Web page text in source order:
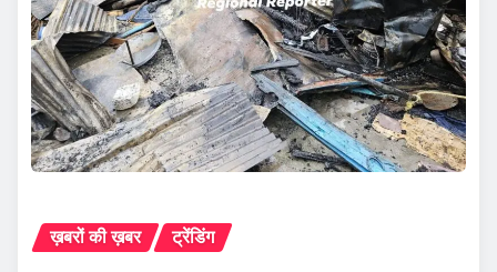
ख़बरों की ख़बर ट्रेंडिंग